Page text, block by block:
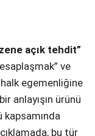
açık tehdit”
ve
egemenliğine
anlayışın ürünü
bu tür